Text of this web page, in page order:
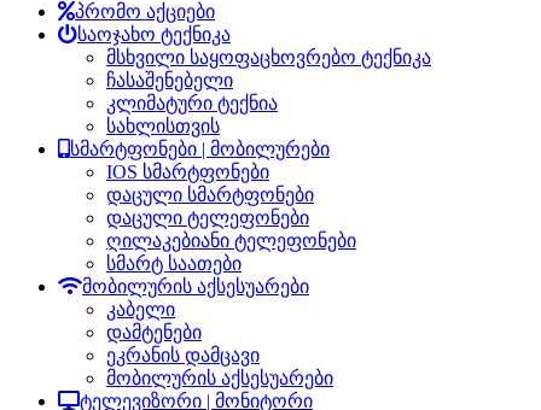
პრომო აქციები
საოჯახო ტექნიკა
მსხვილი საყოფაცხოვრებო ტექნიკა
ჩასაშენებელი
კლიმატური ტექნია
სახლისთვის
სმარტფონები | მობილურები
IOS სმარტფონები
დაცული სმარტფონები
დაცული ტელეფონები
ღილაკებიანი ტელეფონები
სმარტ საათები
მობილურის აქსესუარები
კაბელი
დამტენები
ეკრანის დამცავი
მობილურის აქსესუარები
ტელევიზორი | მონიტორი